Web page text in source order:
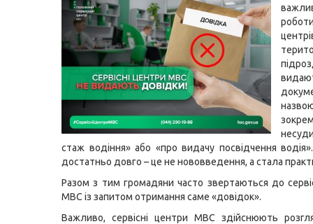
стаж водіння» або «про видачу посвідчення
достатньо довго – це не нововведення, а стала
Разом з тим громадяни часто звертаються до
МВС із запитом отримання саме «довідок».
Важливо, сервісні центри МВС здійснюють